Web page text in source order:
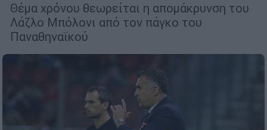
Θέμα χρόνου θεωρείται η απομάκρυνση του
Λάζλο Μπόλονι από τον πάγκο του
Παναθηναϊκού